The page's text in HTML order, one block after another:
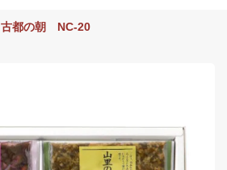
古都の朝 NC-20